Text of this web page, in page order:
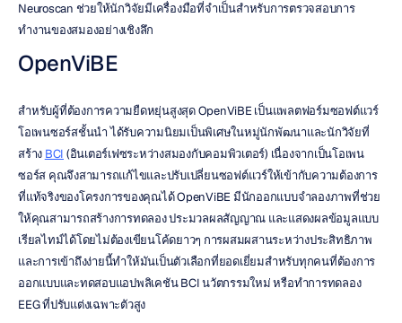
Neuroscan ช่วยให้นักวิจัยมีเครื่องมือที่จำเป็นสำหรับการตรวจสอบการ
ทำงานของสมองอย่างเชิงลึก
OpenViBE
สำหรับผู้ที่ต้องการความยืดหยุ่นสูงสุด OpenViBE เป็นแพลตฟอร์มซอฟต์แวร์
โอเพนซอร์สชั้นนำ ได้รับความนิยมเป็นพิเศษในหมู่นักพัฒนาและนักวิจัยที่
สร้าง BCI (อินเตอร์เฟซระหว่างสมองกับคอมพิวเตอร์) เนื่องจากเป็นโอเพน
ซอร์ส คุณจึงสามารถแก้ไขและปรับเปลี่ยนซอฟต์แวร์ให้เข้ากับความต้องการ
ที่แท้จริงของโครงการของคุณได้ OpenViBE มีนักออกแบบจำลองภาพที่ช่วย
ให้คุณสามารถสร้างการทดลอง ประมวลผลสัญญาณ และแสดงผลข้อมูลแบบ
เรียลไทม์ได้โดยไม่ต้องเขียนโค้ดยาวๆ การผสมผสานระหว่างประสิทธิภาพ
และการเข้าถึงง่ายนี้ทำให้มันเป็นตัวเลือกที่ยอดเยี่ยมสำหรับทุกคนที่ต้องการ
ออกแบบและทดสอบแอปพลิเคชัน BCI นวัตกรรมใหม่ หรือทำการทดลอง
EEG ที่ปรับแต่งเฉพาะตัวสูง